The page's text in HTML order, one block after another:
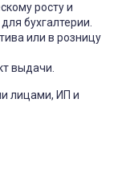
росту и
бухгалтерии.
или в розницу
выдачи.
лицами, ИП и